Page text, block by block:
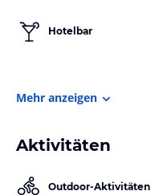
Hotelbar
Mehr anzeigen
Aktivitäten
Outdoor-Aktivitäten